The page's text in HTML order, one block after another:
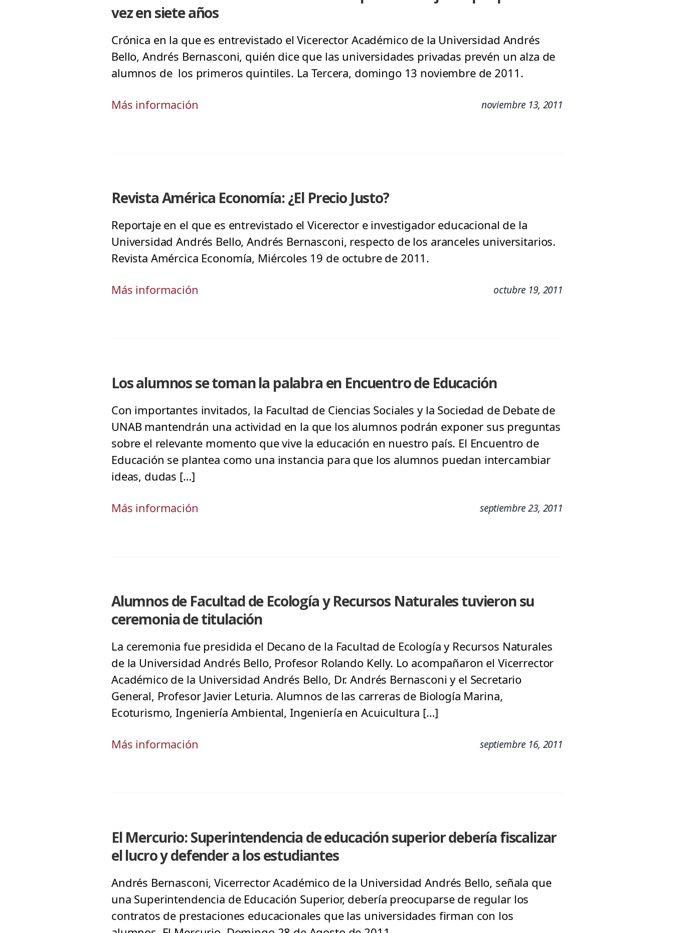
vez en siete años
Crónica en la que es entrevistado el Vicerector Académico de la Universidad Andrés
Bello, Andrés Bernasconi, quién dice que las universidades privadas prevén un alza de
alumnos de los primeros quintiles. La Tercera, domingo 13 noviembre de 2011.
Más información noviembre 13, 2011
Revista América Economía: ¿El Precio Justo?
Reportaje en el que es entrevistado el Vicerector e investigador educacional de la
Universidad Andrés Bello, Andrés Bernasconi, respecto de los aranceles universitarios.
Revista Amércica Economía, Miércoles 19 de octubre de 2011.
Más información octubre 19, 2011
Los alumnos se toman la palabra en Encuentro de Educación
Con importantes invitados, la Facultad de Ciencias Sociales y la Sociedad de Debate de
UNAB mantendrán una actividad en la que los alumnos podrán exponer sus preguntas
sobre el relevante momento que vive la educación en nuestro país. El Encuentro de
Educación se plantea como una instancia para que los alumnos puedan intercambiar
ideas, dudas […]
Más información septiembre 23, 2011
Alumnos de Facultad de Ecología y Recursos Naturales tuvieron su
ceremonia de titulación
La ceremonia fue presidida el Decano de la Facultad de Ecología y Recursos Naturales
de la Universidad Andrés Bello, Profesor Rolando Kelly. Lo acompañaron el Vicerrector
Académico de la Universidad Andrés Bello, Dr. Andrés Bernasconi y el Secretario
General, Profesor Javier Leturia. Alumnos de las carreras de Biología Marina,
Ecoturismo, Ingeniería Ambiental, Ingeniería en Acuicultura […]
Más información septiembre 16, 2011
El Mercurio: Superintendencia de educación superior debería fiscalizar
el lucro y defender a los estudiantes
Andrés Bernasconi, Vicerrector Académico de la Universidad Andrés Bello, señala que
una Superintendencia de Educación Superior, debería preocuparse de regular los
contratos de prestaciones educacionales que las universidades firman con los